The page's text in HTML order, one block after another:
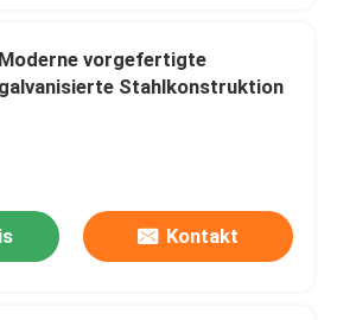
Moderne vorgefertigte
galvanisierte Stahlkonstruktion
Kontakt